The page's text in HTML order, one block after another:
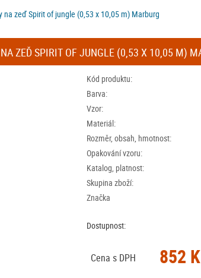
zeď Spirit of jungle (0,53 x 10,05 m) Marburg
ZEĎ SPIRIT OF JUNGLE (0,53 X 10,05 M)
Kód produktu:
Barva:
Vzor:
Materiál:
Rozměr, obsah, hmotnost:
Opakování vzoru:
Katalog, platnost:
Skupina zboží:
Značka
Dostupnost:
Cena s DPH 852